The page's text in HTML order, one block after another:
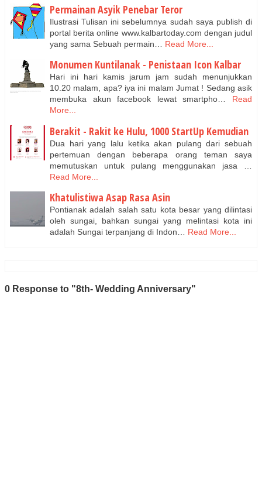
Permainan Asyik Penebar Teror
Ilustrasi Tulisan ini sebelumnya sudah saya publish di
portal berita online www.kalbartoday.com dengan judul
yang sama Sebuah permain…
Read More...
Monumen Kuntilanak - Penistaan Icon Kalbar
Hari ini hari kamis jarum jam sudah menunjukkan
10.20 malam, apa? iya ini malam Jumat ! Sedang asik
membuka akun facebook lewat smartpho…
Read
More...
Berakit - Rakit ke Hulu, 1000 StartUp Kemudian
Dua hari yang lalu ketika akan pulang dari sebuah
pertemuan dengan beberapa orang teman saya
memutuskan untuk pulang menggunakan jasa …
Read More...
Khatulistiwa Asap Rasa Asin
Pontianak adalah salah satu kota besar yang dilintasi
oleh sungai, bahkan sungai yang melintasi kota ini
adalah Sungai terpanjang di Indon… Read More...
0 Response to "8th- Wedding Anniversary"